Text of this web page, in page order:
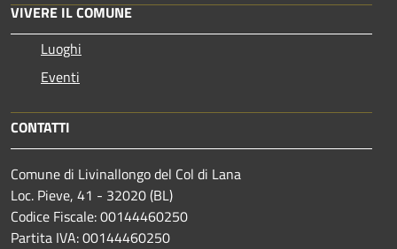
VIVERE IL COMUNE
Luoghi
Eventi
CONTATTI
Comune di Livinallongo del Col di Lana
Loc. Pieve, 41 - 32020 (BL)
Codice Fiscale: 00144460250
Partita IVA: 00144460250